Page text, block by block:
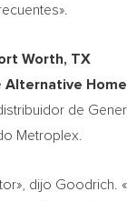
Worth, TX
Alternative
de
Metroplex.
dijo